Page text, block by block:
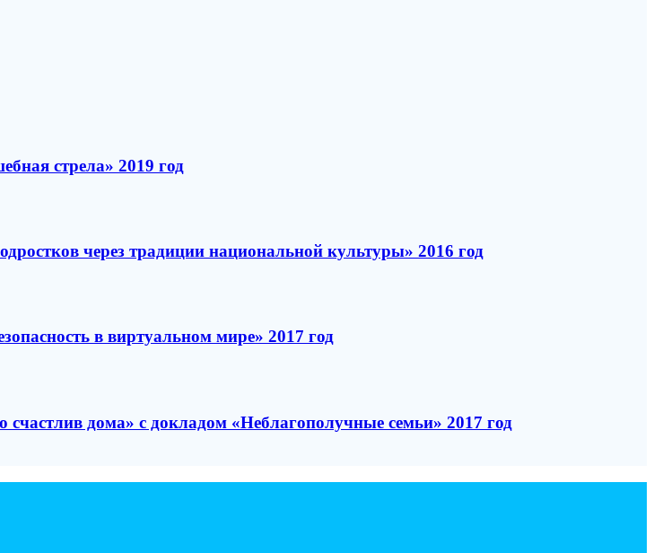
стрела» 2019 год
через традиции национальной культуры» 2016 год
в виртуальном мире» 2017 год
дома» с докладом «Неблагополучные семьи» 2017 год